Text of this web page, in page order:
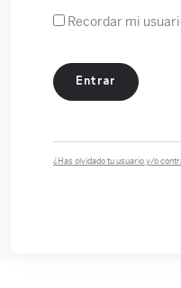
Recordar mi
¿Has olvidado tu usuario y/o